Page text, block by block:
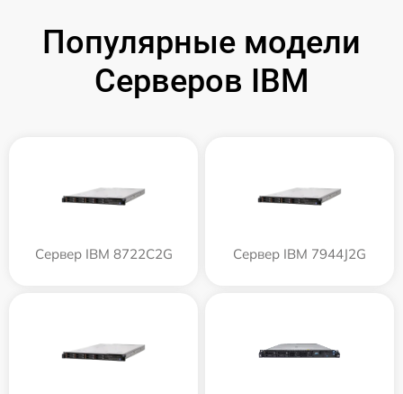
Популярные модели
Серверов IBM
Сервер IBM 8722C2G Сервер IBM 7944J2G